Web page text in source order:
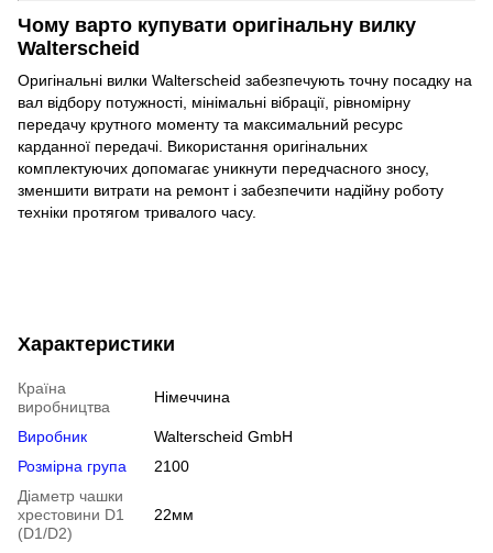
Чому варто купувати оригінальну вилку
Walterscheid
Оригінальні вилки Walterscheid забезпечують точну посадку на
вал відбору потужності, мінімальні вібрації, рівномірну
передачу крутного моменту та максимальний ресурс
карданної передачі. Використання оригінальних
комплектуючих допомагає уникнути передчасного зносу,
зменшити витрати на ремонт і забезпечити надійну роботу
техніки протягом тривалого часу.
Характеристики
Країна
виробництва
Німеччина
Виробник
Walterscheid GmbH
Розмірна група
2100
Діаметр чашки
хрестовини D1
(D1/D2)
22мм